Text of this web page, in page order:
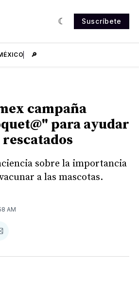
Suscríbete
🔎
campaña
para ayudar
sobre la importancia
a las mascotas.
AM